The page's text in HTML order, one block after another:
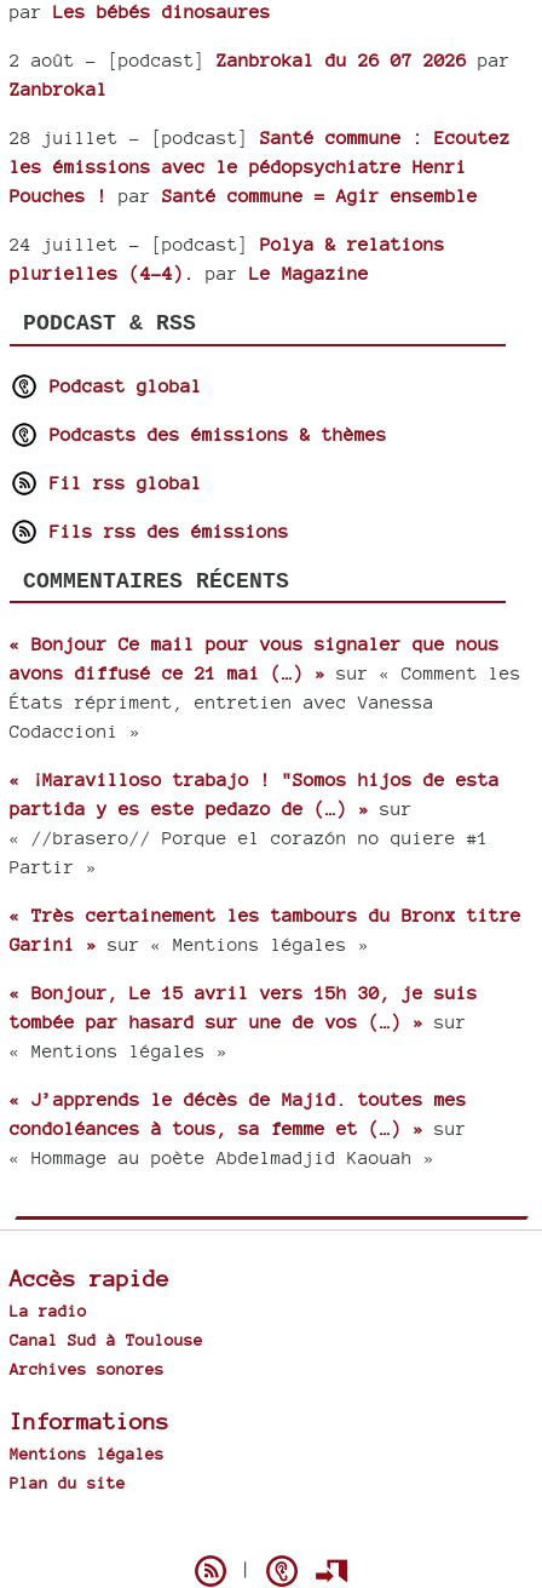
par Les bébés dinosaures
2 août - [podcast] Zanbrokal du 26 07 2026 par
Zanbrokal
28 juillet - [podcast] Santé commune : Ecoutez
les émissions avec le pédopsychiatre Henri
Pouches !
par Santé commune = Agir ensemble
24 juillet - [podcast] Polya & relations
plurielles (4-4).
par Le Magazine
PODCAST & RSS
Podcast global
Podcasts des émissions & thèmes
Fil rss global
Fils rss des émissions
COMMENTAIRES RÉCENTS
« Bonjour Ce mail pour vous signaler que nous
avons diffusé ce 21 mai (…) » sur « Comment les
États répriment, entretien avec Vanessa
Codaccioni »
« ¡Maravilloso trabajo ! "Somos hijos de esta
partida y es este pedazo de (…) » sur
« //brasero// Porque el corazón no quiere #1
Partir »
« Très certainement les tambours du Bronx titre
Garini » sur « Mentions légales »
« Bonjour, Le 15 avril vers 15h 30, je suis
tombée par hasard sur une de vos (…) » sur
« Mentions légales »
« J’apprends le décès de Majid. toutes mes
condoléances à tous, sa femme et (…) » sur
« Hommage au poète Abdelmadjid Kaouah »
Accès rapide
La radio
Canal Sud à Toulouse
Archives sonores
Informations
Mentions légales
Plan du site
|